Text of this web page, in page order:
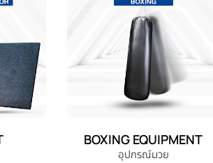
BOXING EQUIPMENT
อุปกรณ์มวย